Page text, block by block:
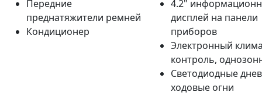
Передние
преднатяжители ремней
Кондиционер
4.2"
дисплей на панели
приборов
Электронный
контроль,
Светодиодные
ходовые огни